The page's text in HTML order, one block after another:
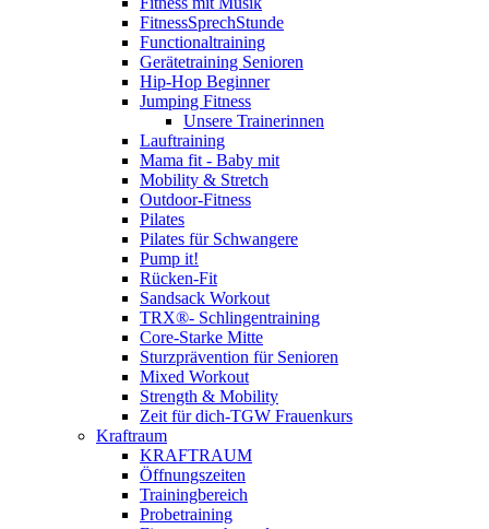
FitnessSprechStunde
Functionaltraining
Gerätetraining Senioren
Hip-Hop Beginner
Jumping Fitness
Unsere Trainerinnen
Lauftraining
Mama fit - Baby mit
Mobility & Stretch
Outdoor-Fitness
Pilates
Pilates für Schwangere
Pump it!
Rücken-Fit
Sandsack Workout
TRX®- Schlingentraining
Core-Starke Mitte
Sturzprävention für Senioren
Mixed Workout
Strength & Mobility
Zeit für dich-TGW Frauenkurs
Kraftraum
KRAFTRAUM
Öffnungszeiten
Trainingbereich
Probetraining